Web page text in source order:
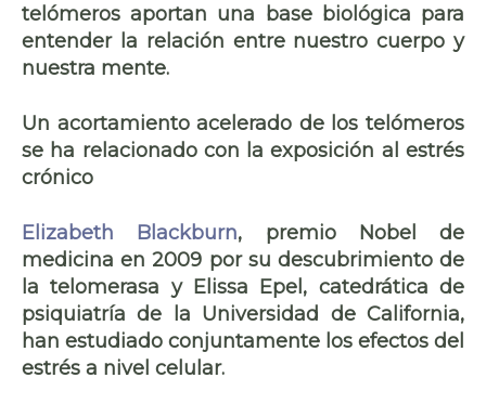
telómeros aportan una base biológica para
entender la relación entre nuestro cuerpo y
nuestra mente.
Un acortamiento acelerado de los telómeros
se ha relacionado con la exposición al estrés
crónico
Elizabeth Blackburn, premio Nobel de
medicina en 2009 por su descubrimiento de
la telomerasa y Elissa Epel, catedrática de
psiquiatría de la Universidad de California,
han estudiado conjuntamente los efectos del
estrés a nivel celular.